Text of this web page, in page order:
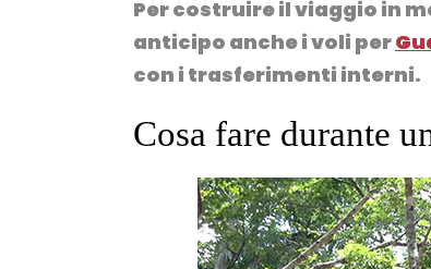
Per costruire il viaggio in
anticipo anche i voli per
con i trasferimenti interni.
Cosa fare durante